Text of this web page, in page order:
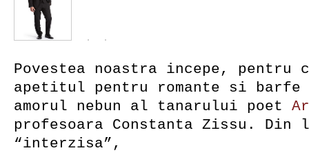
Povestea noastra incepe,
apetitul pentru romante si barfe
amorul nebun al tanarului poet
profesoara Constanta Zissu. Din
“interzisa”,